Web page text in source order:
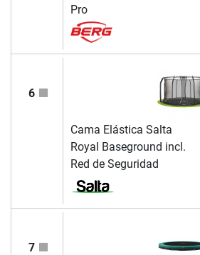
Pro
6
Cama Elástica Salta
Royal Baseground incl.
Red de Seguridad
7